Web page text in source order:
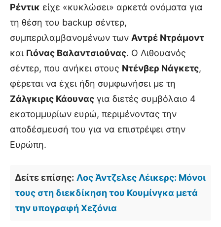
Ρέντικ είχε «κυκλώσει» αρκετά ονόματα για
τη θέση του backup σέντερ,
συμπεριλαμβανομένων των Αντρέ Ντράμοντ
και Γιόνας Βαλαντσιούνας. Ο Λιθουανός
σέντερ, που ανήκει στους Ντένβερ Νάγκετς,
φέρεται να έχει ήδη συμφωνήσει με τη
Ζάλγκιρις Κάουνας για διετές συμβόλαιο 4
εκατομμυρίων ευρώ, περιμένοντας την
αποδέσμευσή του για να επιστρέψει στην
Ευρώπη.
Δείτε επίσης: Λος Άντζελες Λέικερς: Μόνοι
τους στη διεκδίκηση του Κουμίνγκα μετά
την υπογραφή Χεζόνια